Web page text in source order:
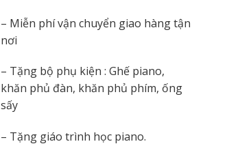
– Miễn phí vận chuyển giao hàng tận
nơi
– Tặng bộ phụ kiện : Ghế piano,
khăn phủ đàn, khăn phủ phím, ống
sấy
– Tặng giáo trình học piano.